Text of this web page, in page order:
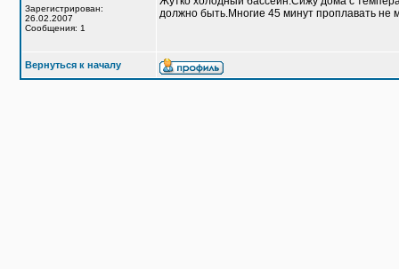
Зарегистрирован:
26.02.2007
Сообщения: 1
должно быть.Многие 45 минут проплавать не
Вернуться к началу